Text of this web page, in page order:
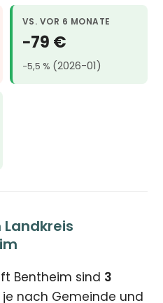
VS. VOR 6 MONATE
−79 €
−5,5 % (2026-01)
Bentheim sind 3
nach Gemeinde und